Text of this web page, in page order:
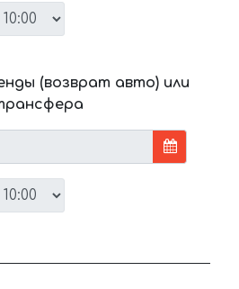
(возврат авто) или